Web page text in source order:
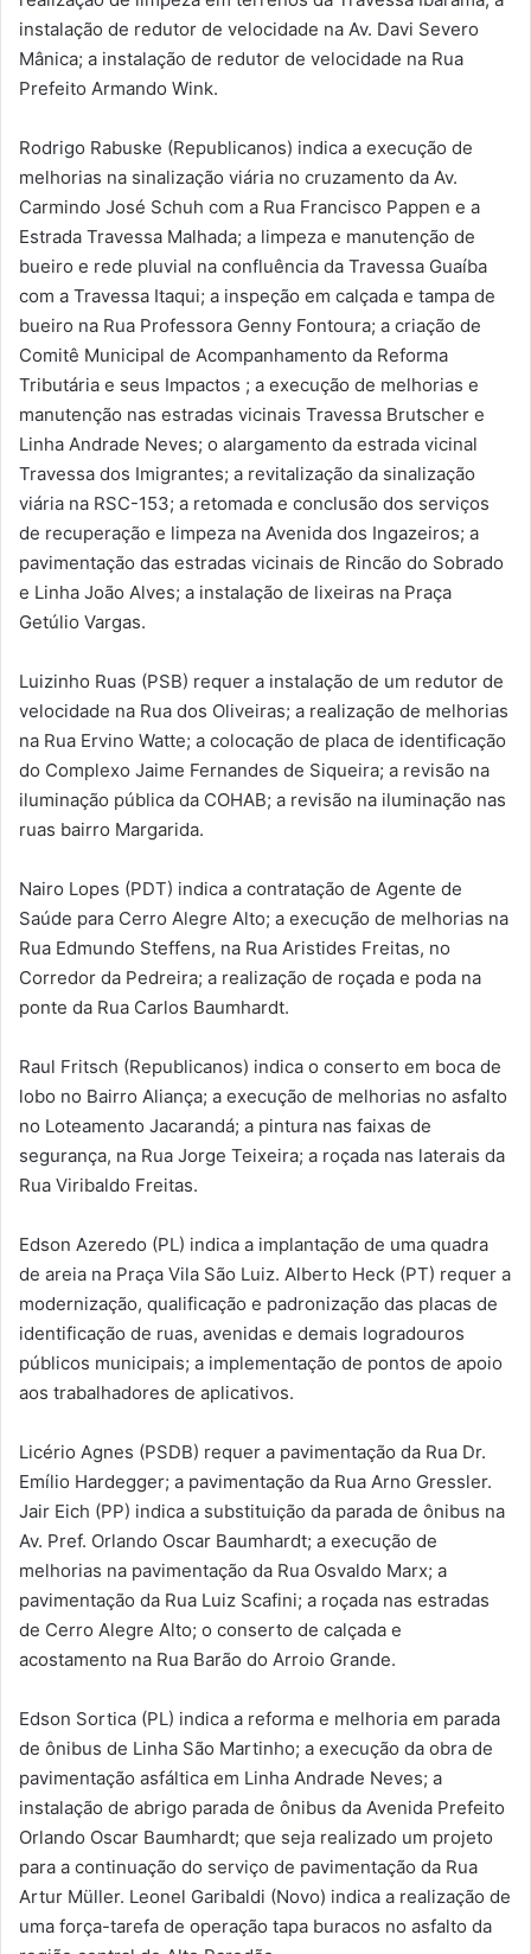
instalação de redutor de velocidade na Av. Davi Severo
Mânica; a instalação de redutor de velocidade na Rua
Prefeito Armando Wink.
Rodrigo Rabuske (Republicanos) indica a execução de
melhorias na sinalização viária no cruzamento da Av.
Carmindo José Schuh com a Rua Francisco Pappen e a
Estrada Travessa Malhada; a limpeza e manutenção de
bueiro e rede pluvial na confluência da Travessa Guaíba
com a Travessa Itaqui; a inspeção em calçada e tampa de
bueiro na Rua Professora Genny Fontoura; a criação de
Comitê Municipal de Acompanhamento da Reforma
Tributária e seus Impactos ; a execução de melhorias e
manutenção nas estradas vicinais Travessa Brutscher e
Linha Andrade Neves; o alargamento da estrada vicinal
Travessa dos Imigrantes; a revitalização da sinalização
viária na RSC-153; a retomada e conclusão dos serviços
de recuperação e limpeza na Avenida dos Ingazeiros; a
pavimentação das estradas vicinais de Rincão do Sobrado
e Linha João Alves; a instalação de lixeiras na Praça
Getúlio Vargas.
Luizinho Ruas (PSB) requer a instalação de um redutor de
velocidade na Rua dos Oliveiras; a realização de melhorias
na Rua Ervino Watte; a colocação de placa de identificação
do Complexo Jaime Fernandes de Siqueira; a revisão na
iluminação pública da COHAB; a revisão na iluminação nas
ruas bairro Margarida.
Nairo Lopes (PDT) indica a contratação de Agente de
Saúde para Cerro Alegre Alto; a execução de melhorias na
Rua Edmundo Steffens, na Rua Aristides Freitas, no
Corredor da Pedreira; a realização de roçada e poda na
ponte da Rua Carlos Baumhardt.
Raul Fritsch (Republicanos) indica o conserto em boca de
lobo no Bairro Aliança; a execução de melhorias no asfalto
no Loteamento Jacarandá; a pintura nas faixas de
segurança, na Rua Jorge Teixeira; a roçada nas laterais da
Rua Viribaldo Freitas.
Edson Azeredo (PL) indica a implantação de uma quadra
de areia na Praça Vila São Luiz. Alberto Heck (PT) requer a
modernização, qualificação e padronização das placas de
identificação de ruas, avenidas e demais logradouros
públicos municipais; a implementação de pontos de apoio
aos trabalhadores de aplicativos.
Licério Agnes (PSDB) requer a pavimentação da Rua Dr.
Emílio Hardegger; a pavimentação da Rua Arno Gressler.
Jair Eich (PP) indica a substituição da parada de ônibus na
Av. Pref. Orlando Oscar Baumhardt; a execução de
melhorias na pavimentação da Rua Osvaldo Marx; a
pavimentação da Rua Luiz Scafini; a roçada nas estradas
de Cerro Alegre Alto; o conserto de calçada e
acostamento na Rua Barão do Arroio Grande.
Edson Sortica (PL) indica a reforma e melhoria em parada
de ônibus de Linha São Martinho; a execução da obra de
pavimentação asfáltica em Linha Andrade Neves; a
instalação de abrigo parada de ônibus da Avenida Prefeito
Orlando Oscar Baumhardt; que seja realizado um projeto
para a continuação do serviço de pavimentação da Rua
Artur Müller. Leonel Garibaldi (Novo) indica a realização de
uma força-tarefa de operação tapa buracos no asfalto da